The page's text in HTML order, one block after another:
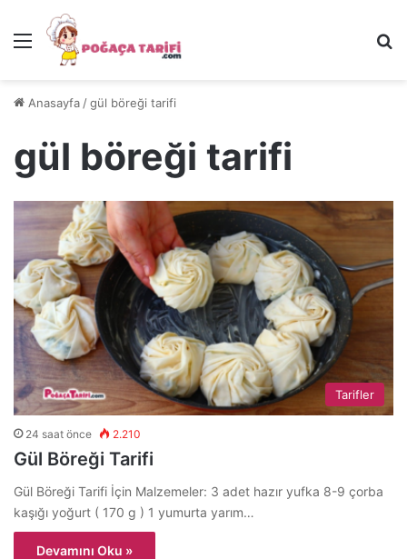
Menü
Anasayfa /gül böreği tarifi
gül böreği tarifi
Tarifler
24 saat önce 2.210
Gül Böreği Tarifi
Gül Böreği Tarifi İçin Malzemeler: 3 adet hazır yufka 8-9 çorba
kaşığı yoğurt ( 170 g ) 1 yumurta yarım…
Devamını Oku »